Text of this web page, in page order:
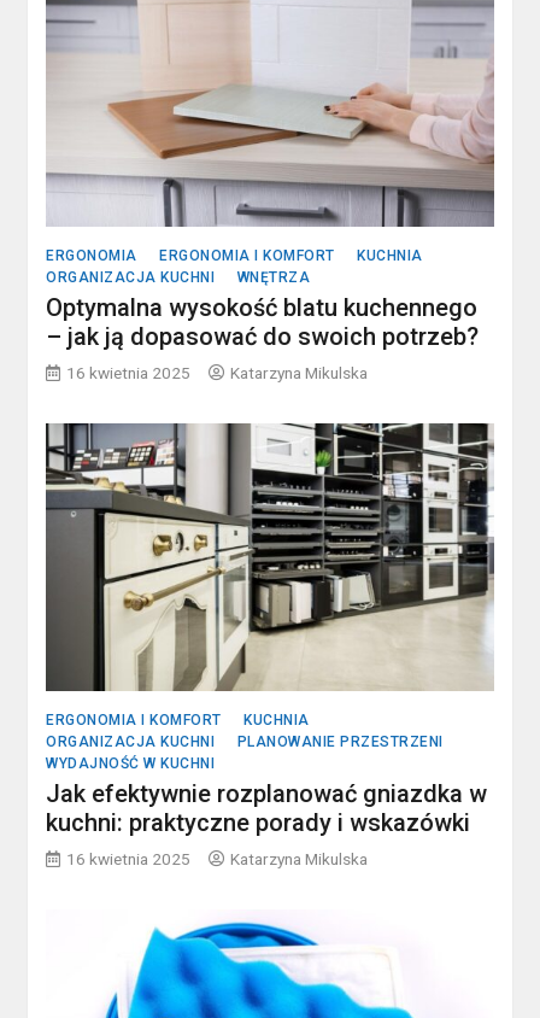
ERGONOMIA ERGONOMIA I KOMFORT
KUCHNIA
ORGANIZACJA KUCHNI
WNĘTRZA
Optymalna wysokość blatu kuchennego
– jak ją dopasować do swoich potrzeb?
16 kwietnia 2025 Katarzyna Mikulska
ERGONOMIA I KOMFORT
KUCHNIA
ORGANIZACJA KUCHNI
PLANOWANIE PRZESTRZENI
WYDAJNOŚĆ W KUCHNI
Jak efektywnie rozplanować gniazdka w
kuchni: praktyczne porady i wskazówki
16 kwietnia 2025 Katarzyna Mikulska